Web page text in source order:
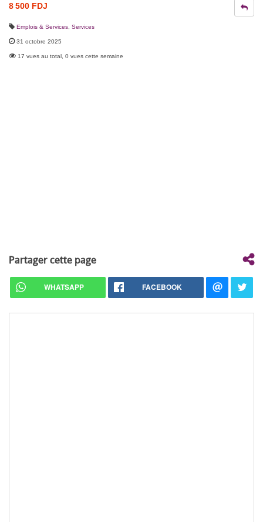
8 500 FDJ
Emplois & Services Services
31 octobre 2025
17 vues au total, 0 vues cette semaine
Partager cette page
WHATSAPP FACEBOOK